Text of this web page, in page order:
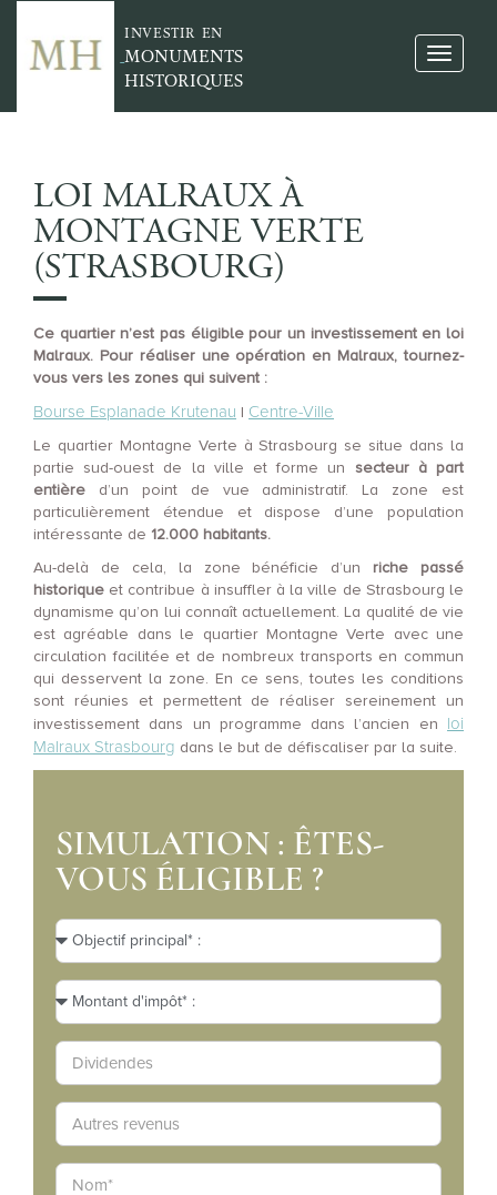
INVESTIR EN
MONUMENTS
HISTORIQUES
LOI MALRAUX À
MONTAGNE VERTE
(STRASBOURG)
Ce quartier n’est pas éligible pour un investissement en loi
Malraux. Pour réaliser une opération en Malraux, tournez-
vous vers les zones qui suivent :
Bourse Esplanade Krutenau | Centre-Ville
Le quartier Montagne Verte à Strasbourg se situe dans la
partie sud-ouest de la ville et forme un secteur à part
entière d’un point de vue administratif. La zone est
particulièrement étendue et dispose d’une population
intéressante de 12.000 habitants.
Au-delà de cela, la zone bénéficie d’un riche passé
historique et contribue à insuffler à la ville de Strasbourg le
dynamisme qu’on lui connaît actuellement. La qualité de vie
est agréable dans le quartier Montagne Verte avec une
circulation facilitée et de nombreux transports en commun
qui desservent la zone. En ce sens, toutes les conditions
sont réunies et permettent de réaliser sereinement un
investissement dans un programme dans l’ancien en loi
Malraux Strasbourg dans le but de défiscaliser par la suite.
SIMULATION : ÊTES-
VOUS ÉLIGIBLE ?